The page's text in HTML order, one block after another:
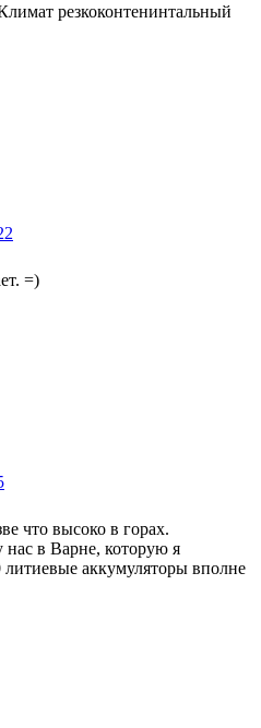
резкоконтенинтальный
=)
что высоко в горах.
в Варне, которую я
аккумуляторы вполне